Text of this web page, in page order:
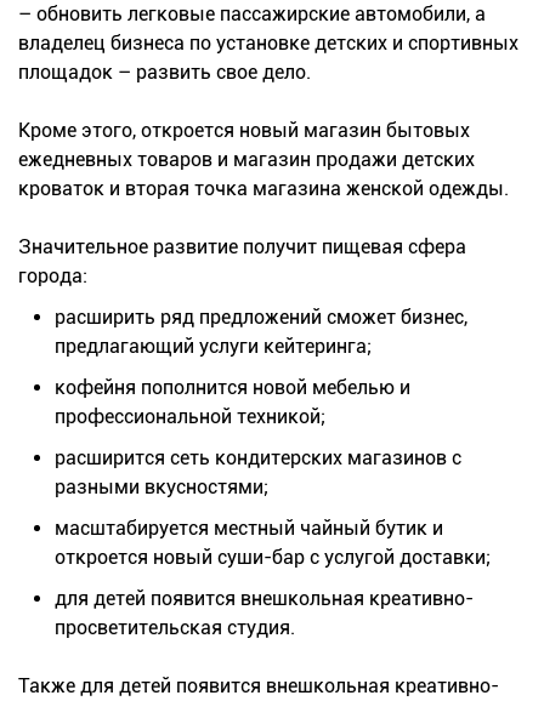
– обновить легковые пассажирские автомобили, а
владелец бизнеса по установке детских и спортивных
площадок – развить свое дело.
Кроме этого, откроется новый магазин бытовых
ежедневных товаров и магазин продажи детских
кроваток и вторая точка магазина женской одежды.
Значительное развитие получит пищевая сфера
города:
расширить ряд предложений сможет бизнес,
предлагающий услуги кейтеринга;
кофейня пополнится новой мебелью и
профессиональной техникой;
расширится сеть кондитерских магазинов с
разными вкусностями;
масштабируется местный чайный бутик и
откроется новый суши-бар с услугой доставки;
для детей появится внешкольная креативно-
просветительская студия.
Также для детей появится внешкольная креативно-